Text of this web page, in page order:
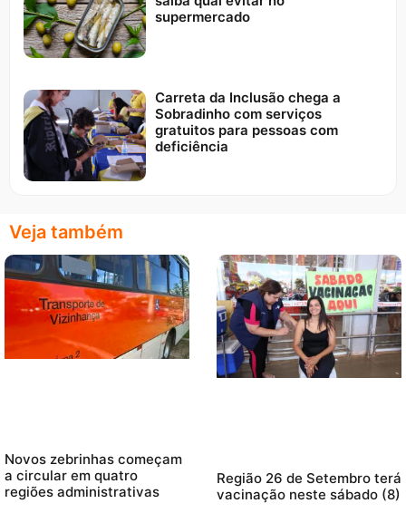
supermercado
Carreta da Inclusão chega a
Sobradinho com serviços
gratuitos para pessoas com
deficiência
Veja também
Novos zebrinhas começam
a circular em quatro
regiões administrativas
Região 26 de Setembro terá
vacinação neste sábado (8)